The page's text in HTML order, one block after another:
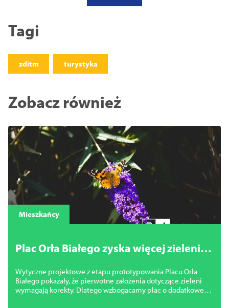
Tagi
zditm turystyka
Zobacz również
Mieszkańcy
Plac Orła Białego zyska więcej zieleni.
Wytyczne projektowe z etapu prototypowania Placu Orła
Białego pokazały, że pierwotne założenia dotyczące zieleni
wymagają korekty. Dlatego wzbogacamy plac o dodatkowe